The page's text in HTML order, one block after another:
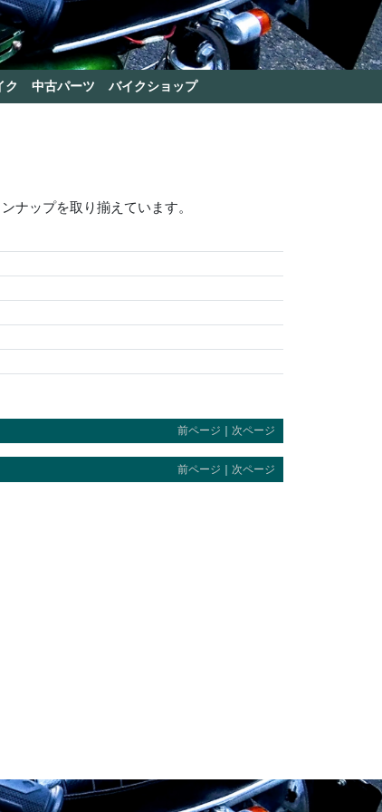
ク 中古パーツ バイクショップ
ナップを取り揃えています。
前ページ 次ページ
前ページ ｜ 次ページ